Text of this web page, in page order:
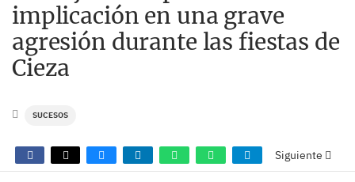
implicación en una grave
agresión durante las fiestas de
Cieza
SUCESOS
Siguiente